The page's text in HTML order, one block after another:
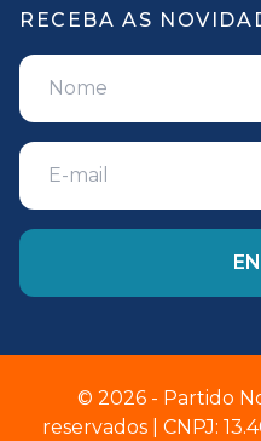
RECEBA AS
© 2026 - Partido
reservados | CNPJ: